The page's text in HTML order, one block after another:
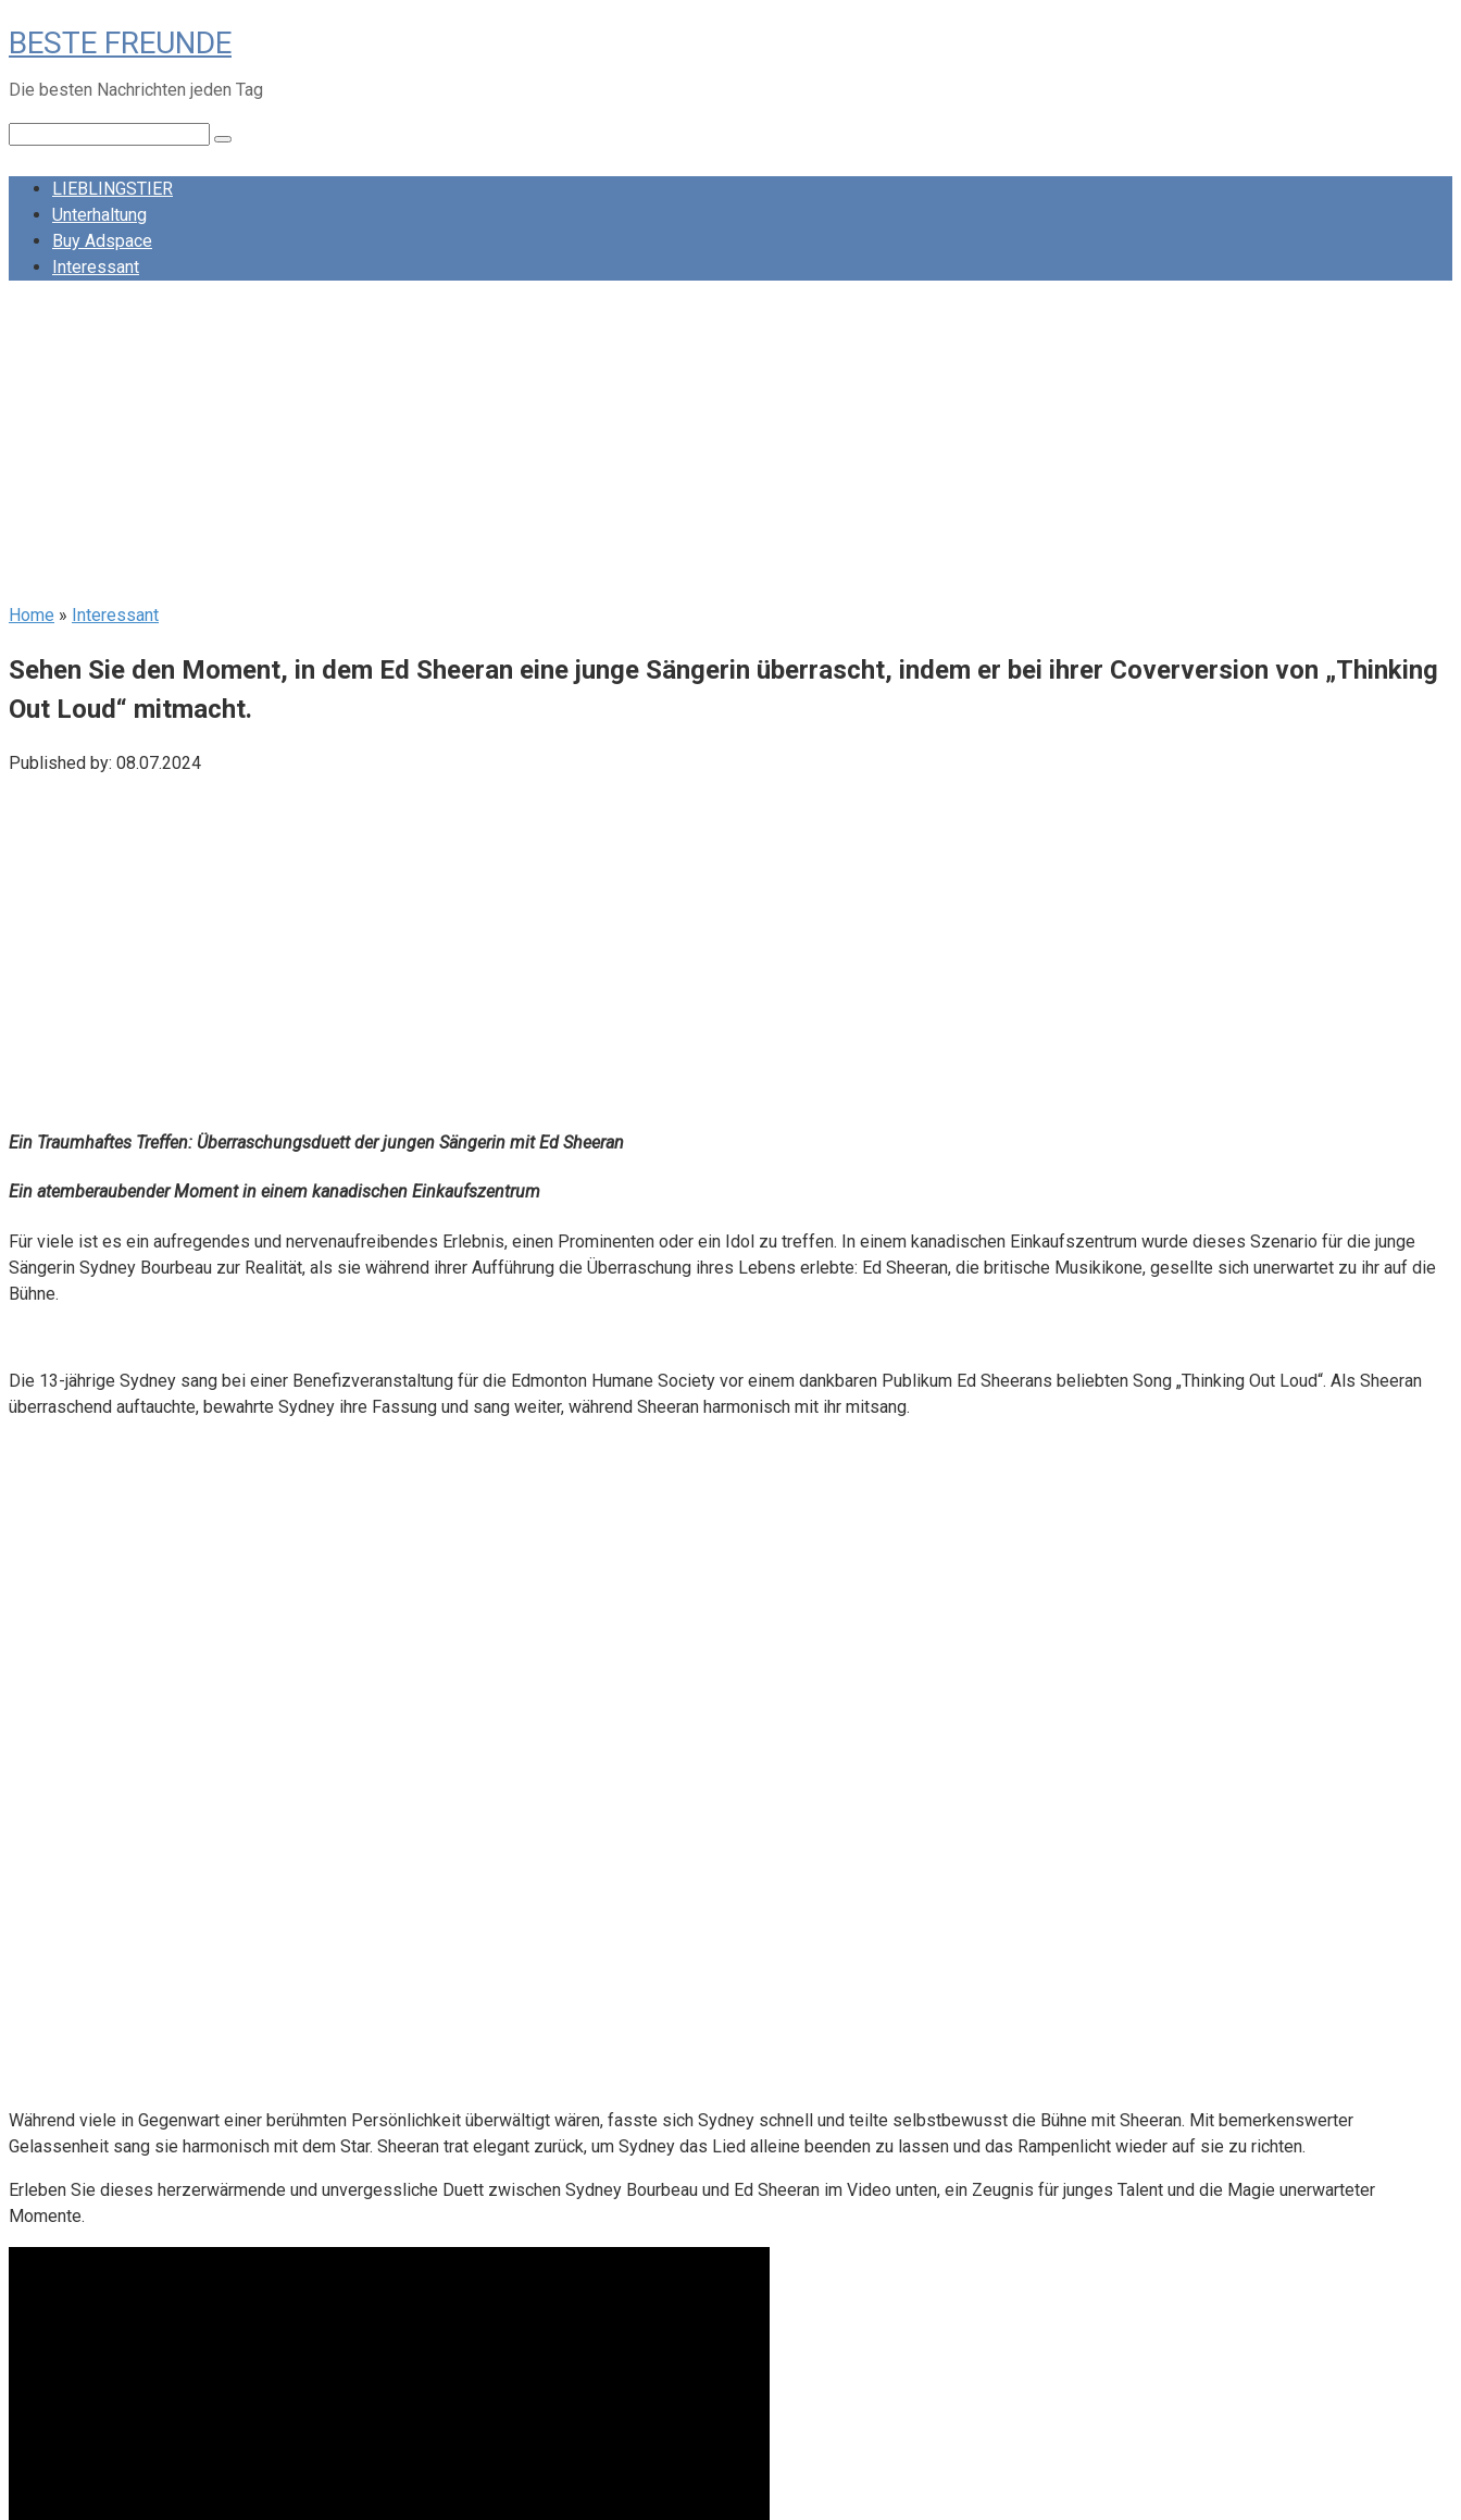
to
BESTE FREUNDE
Die besten Nachrichten jeden Tag
LIEBLINGSTIER
Unterhaltung
Buy Adspace
Interessant
Home » Interessant
Sehen Sie den Moment, in dem Ed Sheeran eine junge Sängerin überrascht, indem er bei ihrer Coverversion von „Thinking
Out Loud“ mitmacht.
Published by: 08.07.2024
Ein Traumhaftes Treffen: Überraschungsduett der jungen Sängerin mit Ed Sheeran
Ein atemberaubender Moment in einem kanadischen Einkaufszentrum
Für viele ist es ein aufregendes und nervenaufreibendes Erlebnis, einen Prominenten oder ein Idol zu treffen. In einem kanadischen Einkaufszentrum wurde dieses Szenario für die junge
Sängerin Sydney Bourbeau zur Realität, als sie während ihrer Aufführung die Überraschung ihres Lebens erlebte: Ed Sheeran, die britische Musikikone, gesellte sich unerwartet zu ihr auf die
Bühne.
Die 13-jährige Sydney sang bei einer Benefizveranstaltung für die Edmonton Humane Society vor einem dankbaren Publikum Ed Sheerans beliebten Song „Thinking Out Loud“. Als Sheeran
überraschend auftauchte, bewahrte Sydney ihre Fassung und sang weiter, während Sheeran harmonisch mit ihr mitsang.
Während viele in Gegenwart einer berühmten Persönlichkeit überwältigt wären, fasste sich Sydney schnell und teilte selbstbewusst die Bühne mit Sheeran. Mit bemerkenswerter
Gelassenheit sang sie harmonisch mit dem Star. Sheeran trat elegant zurück, um Sydney das Lied alleine beenden zu lassen und das Rampenlicht wieder auf sie zu richten.
Erleben Sie dieses herzerwärmende und unvergessliche Duett zwischen Sydney Bourbeau und Ed Sheeran im Video unten, ein Zeugnis für junges Talent und die Magie unerwarteter
Momente.